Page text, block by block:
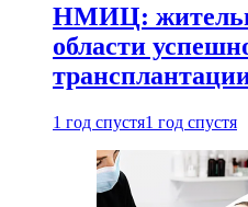
НМИЦ:
области
1 год спустя1 год спустя